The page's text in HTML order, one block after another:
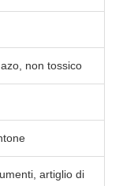
non tossico
artiglio di